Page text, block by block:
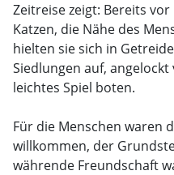
Zeitreise zeigt: Bereits
Katzen, die Nähe des
hielten sie sich in
Siedlungen auf,
leichtes Spiel boten.
Für die Menschen waren
willkommen, der
währende Freundschaft